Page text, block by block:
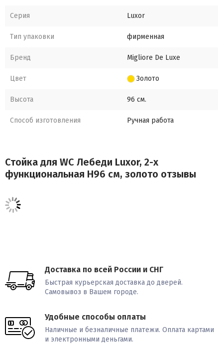
Серия Luxor
Тип упаковки фирменная
Бренд Migliore De Luxe
Цвет Золото
Высота 96 см.
Способ изготовления Ручная работа
Стойка для WC Лебеди Luxor, 2-х
функциональная H96 см, золото отзывы
Доставка по всей России и СНГ
Быстрая курьерская доставка до дверей.
Самовывоз в Вашем городе.
Удобные способы оплаты
Наличные и безналичные платежи. Оплата картами
и электронными деньгами.